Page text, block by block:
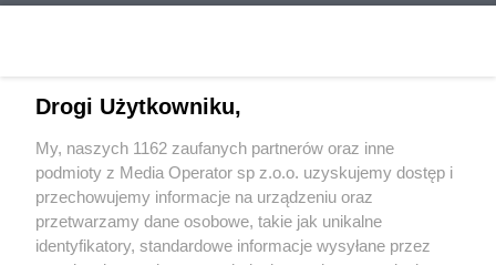
Wydawca mediówlokalnych
Drogi Użytkowniku,
My, naszych 1162 zaufanych partnerów oraz inne
podmioty z Media Operator sp z.o.o. uzyskujemy dostęp i
przechowujemy informacje na urządzeniu oraz
przetwarzamy dane osobowe, takie jak unikalne
identyfikatory, standardowe informacje wysyłane przez